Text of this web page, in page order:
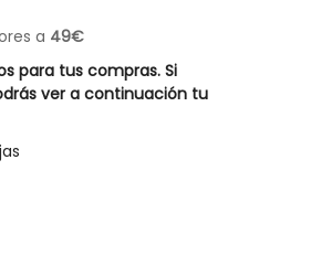
a 49€
para tus compras. Si
ver a continuación tu